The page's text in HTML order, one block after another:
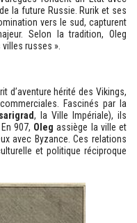
la future Russie. Rurik et ses
vers le sud, capturent
Selon la tradition, Oleg
russes ».
d’aventure hérité des Vikings,
Fascinés par la
, la Ville Impériale), ils
907, Oleg assiège la ville et
avec Byzance. Ces relations
et politique réciproque